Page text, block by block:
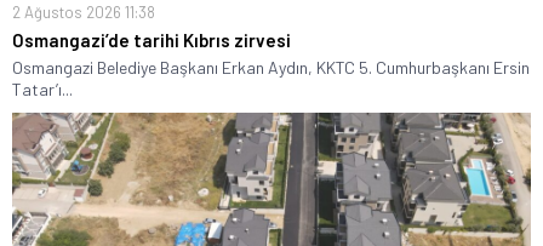
2 Ağustos 2026 11:38
Osmangazi’de tarihi Kıbrıs zirvesi
Osmangazi Belediye Başkanı Erkan Aydın, KKTC 5. Cumhurbaşkanı Ersin
Tatar’ı...